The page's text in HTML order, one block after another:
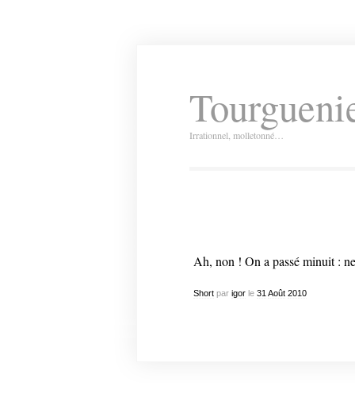
Irrationnel, molletonné…
Ah, non ! On a passé minuit :
Shortpar igorle 31 Août 2010